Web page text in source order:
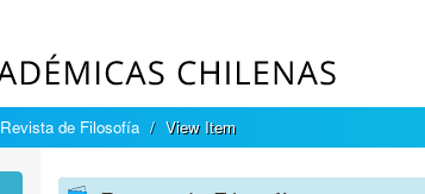
Revista de Filosofía View Item